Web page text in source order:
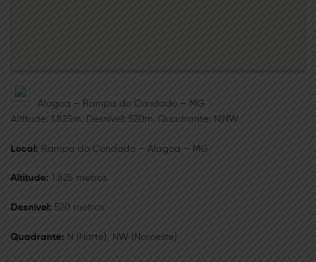
Alagoa – Rampa do Condado – MG
Altitude: 1.825m. Desnível: 520m. Quadrante: N|NW
Local: Rampa do Condado – Alagoa – MG
Altitude: 1.825 metros
Desnível: 520 metros
Quadrante: N (Norte), NW (Noroeste)